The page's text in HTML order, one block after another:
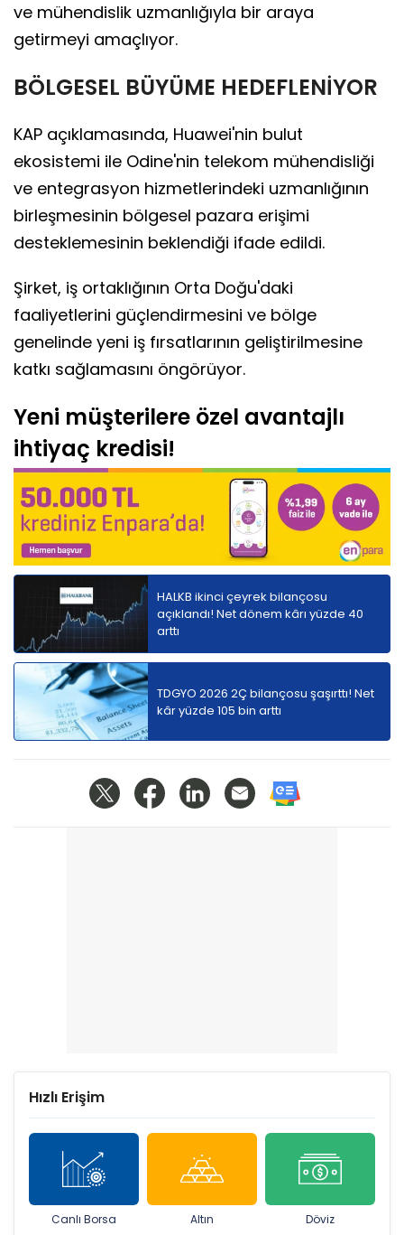
ve mühendislik uzmanlığıyla bir araya
getirmeyi amaçlıyor.
BÖLGESEL BÜYÜME HEDEFLENİYOR
KAP açıklamasında, Huawei'nin bulut
ekosistemi ile Odine'nin telekom mühendisliği
ve entegrasyon hizmetlerindeki uzmanlığının
birleşmesinin bölgesel pazara erişimi
desteklemesinin beklendiği ifade edildi.
Şirket, iş ortaklığının Orta Doğu'daki
faaliyetlerini güçlendirmesini ve bölge
genelinde yeni iş fırsatlarının geliştirilmesine
katkı sağlamasını öngörüyor.
Yeni müşterilere özel avantajlı
ihtiyaç kredisi!
HALKB ikinci çeyrek bilançosu
açıklandı! Net dönem kârı yüzde 40
arttı
TDGYO 2026 2Ç bilançosu şaşırttı! Net
kâr yüzde 105 bin arttı
Hızlı Erişim
Canlı Borsa Altın Döviz